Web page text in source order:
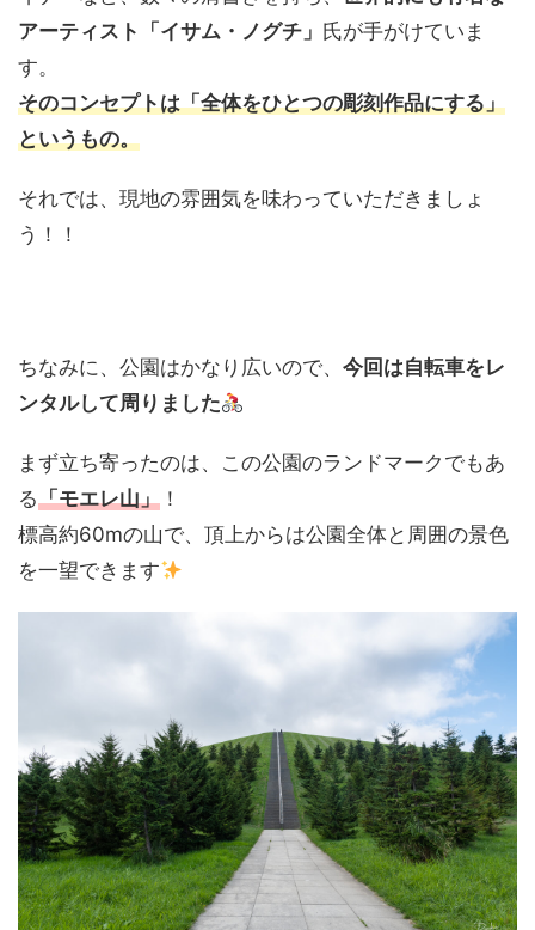
アーティスト「イサム・ノグチ」 氏が手がけていま
す。
そのコンセプトは「全体をひとつの彫刻作品にする」
というもの。
それでは、現地の雰囲気を味わっていただきましょ
う！！
ちなみに、公園はかなり広いので、 今回は自転車をレ
ンタルして周りました
まず立ち寄ったのは、この公園のランドマークでもあ
る「モエレ山」 ！
標高約60mの山で、頂上からは公園全体と周囲の景色
を一望できます